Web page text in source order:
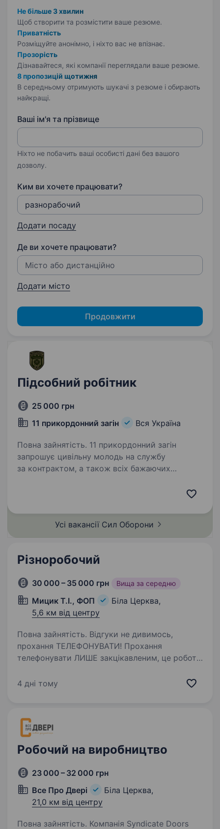
Не більше 3 хвилин
Щоб створити та розмістити ваше резюме.
Приватність
Розміщуйте анонімно, і ніхто вас не впізнає.
Прозорість
Дізнавайтеся, які компанії переглядали ваше резюме.
8 пропозицій щотижня
В середньому отримують шукачі з резюме і обирають
найкращі.
Ваші ім'я та прізвище
Ніхто не побачить ваші особисті дані без вашого
дозволу.
Ким ви хочете працювати?
Додати посаду
Де ви хочете працювати?
Додати місто
Продовжити
Підсобний робітник
25 000 грн
11 прикордонний загін
Вся Україна
Повна зайнятість. 11 прикордонний загін
запрошує цивільну молодь на службу
за контрактом, а також всіх бажаючих
Усі вакансії Сил Оборони
Різноробочий
30 000 – 35 000 грн Вища за середню
Мицик Т.І., ФОП
Біла Церква,
5,6 км від центру
Повна зайнятість. Відгуки не дивимось,
прохання ТЕЛЕФОНУВАТИ! Прохання
телефонувати ЛИШЕ закцікавленим, це робота
порядність фізична витривалість Графік
4 дні тому
Робочий на виробництво
23 000 – 32 000 грн
Все Про Двері
Біла Церква,
21,0 км від центру
Повна зайнятість. Компанія Syndicate Doors